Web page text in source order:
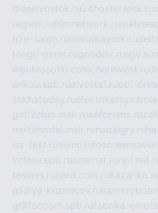
dieselvostok.ru24hostel.msk.ru
regsmi.rufilmnetwork.ru
h2o-salon.ru malutkayork.ru
tango-perm.rugooddir.rusgv.su
webkrasotki.comcherinvest.ru
ankou.spb.rualvesta1.rupdf-
sakhatoday.ru
golf2club.msk.ruaeforums.ru
multimodal.msk.ru habaigry.ru
isz-fest.ruewnc.info
volnav.spb.rucomnat.ru
tesiaes.rucard.com.ru
gildiya-kuznecov.ru
griffoncom.spb.rufabrika-